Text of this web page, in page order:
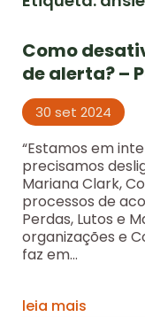
Como
de alerta? –
30 set 2024
“Estamos em
precisamos
Mariana Clark,
processos de
Perdas, Lutos e
organizações e
faz em...
leia mais